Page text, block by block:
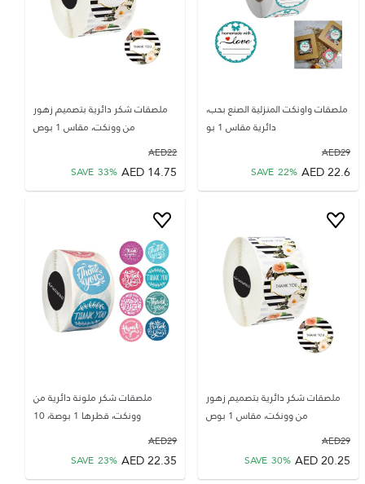
ملصقات واونكت المنزلية الصنع بحب،
دائرية مقاس 1 بو
29
AED
22.6
AED
SAVE 22%
ملصقات شكر دائرية بتصميم زهور
من وونكت، مقاس 1 بوص
22
AED
14.75
AED
SAVE 33%
ملصقات شكر دائرية بتصميم زهور
من وونكت، مقاس 1 بوص
29
AED
20.25
AED
SAVE 30%
ملصقات شكر ملونة دائرية من
وونكت، قطرها 1 بوصة، 10
29
AED
22.35
AED
SAVE 23%